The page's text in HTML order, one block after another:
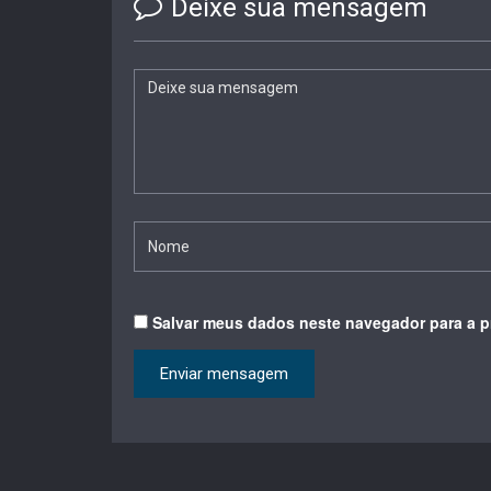
Deixe sua mensagem
Salvar meus dados neste navegador para a